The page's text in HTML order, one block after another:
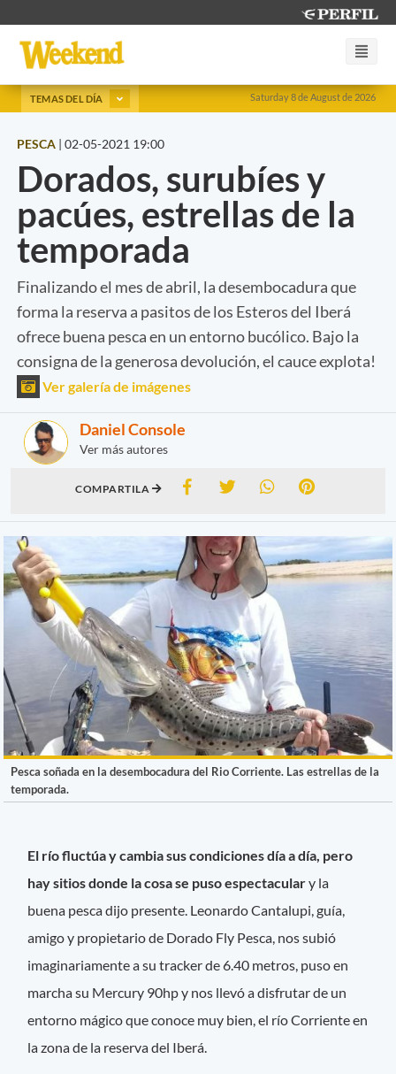
Saturday 8 de August de 2026
TEMAS DEL DÍA
PESCA | 02-05-2021 19:00
Dorados, surubíes y
pacúes, estrellas de la
temporada
Finalizando el mes de abril, la desembocadura que
forma la reserva a pasitos de los Esteros del Iberá
ofrece buena pesca en un entorno bucólico. Bajo la
consigna de la generosa devolución, el cauce explota!
Ver galería de imágenes
Daniel Console
Ver más autores
COMPARTILA
Pesca soñada en la desembocadura del Rio Corriente. Las estrellas de la
temporada.
El río fluctúa y cambia sus condiciones día a día, pero
hay sitios donde la cosa se puso espectaculary la
buena pesca dijo presente. Leonardo Cantalupi, guía,
amigo y propietario de Dorado Fly Pesca, nos subió
imaginariamente a su tracker de 6.40 metros, puso en
marcha su Mercury 90hp y nos llevó a disfrutar de un
entorno mágico que conoce muy bien, el río Corriente en
la zona de la reserva del Iberá.